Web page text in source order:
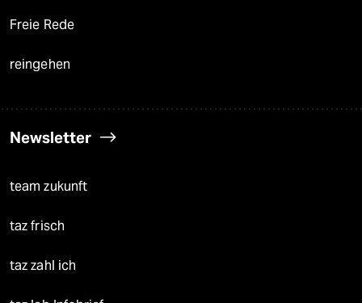
Freie Rede
reingehen
Newsletter
team zukunft
taz frisch
taz zahl ich